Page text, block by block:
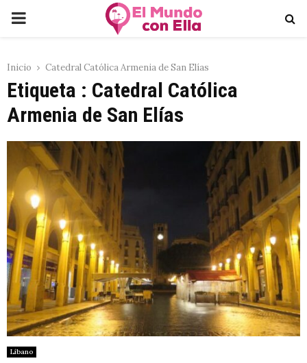
PRIMARY
Inicio Catedral Católica Armenia de San Elías
Etiqueta : Catedral Católica
Armenia de San Elías
Líbano